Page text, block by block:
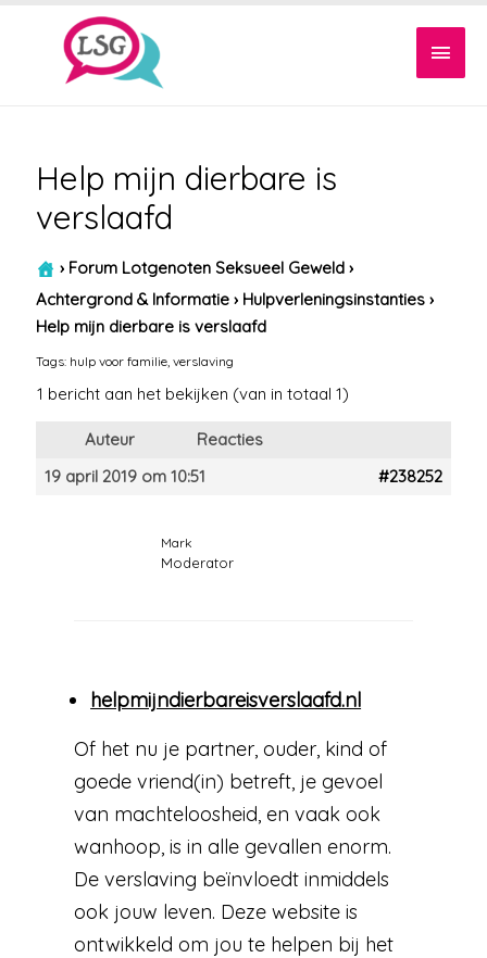
Help mijn dierbare is
verslaafd
› Forum Lotgenoten Seksueel Geweld ›
Achtergrond & Informatie › Hulpverleningsinstanties ›
Help mijn dierbare is verslaafd
Tags: hulp voor familie ,verslaving
1 bericht aan het bekijken (van in totaal 1)
Auteur
Reacties
19 april 2019 om 10:51
#238252
Mark
Moderator
helpmijndierbareisverslaafd.nl
Of het nu je partner, ouder, kind of
goede vriend(in) betreft, je gevoel
van machteloosheid, en vaak ook
wanhoop, is in alle gevallen enorm.
De verslaving beïnvloedt inmiddels
ook jouw leven. Deze website is
ontwikkeld om jou te helpen bij het